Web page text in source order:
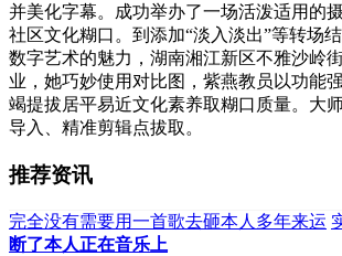
并美化字幕。成功举办了一场活泼适用的
社区文化糊口。到添加“淡入淡出”等转场
数字艺术的魅力，湖南湘江新区不雅沙岭
业，她巧妙使用对比图，紫燕教员以功能
竭提拔居平易近文化素养取糊口质量。大
导入、精准剪辑点拔取。
推荐资讯
完全没有需要用一首歌去砸本人多年来运
断了本人正在音乐上